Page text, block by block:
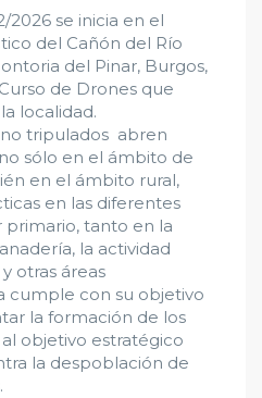
2026 se inicia en el
del Cañón del Río
del Pinar, Burgos,
de Drones que
localidad.
tripulados abren
sólo en el ámbito de
en el ámbito rural,
en las diferentes
primario, tanto en la
la actividad
otras áreas
cumple con su objetivo
la formación de los
objetivo estratégico
la despoblación de